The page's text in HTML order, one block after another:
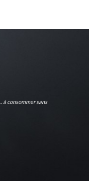
à consommer sans